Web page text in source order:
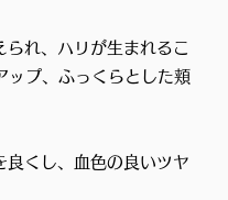
られ、ハリが生まれるこ
ップ、ふっくらとした頬
良くし、血色の良いツヤ